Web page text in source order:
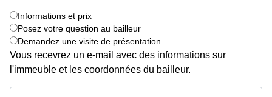
Coworking
Coworking
Tournai
Salle de
conférence
Informations et prix
Posez votre question au bailleur
Demandez une visite de présentation
Vous recevrez un e-mail avec des informations sur
l'immeuble et les coordonnées du bailleur.